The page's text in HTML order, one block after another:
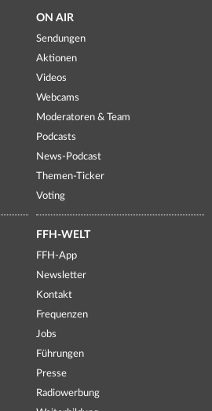
ON AIR
Sendungen
Aktionen
Videos
Webcams
Moderatoren & Team
Podcasts
News-Podcast
Themen-Ticker
Voting
FFH-WELT
FFH-App
Newsletter
Kontakt
Frequenzen
Jobs
Führungen
Presse
Radiowerbung